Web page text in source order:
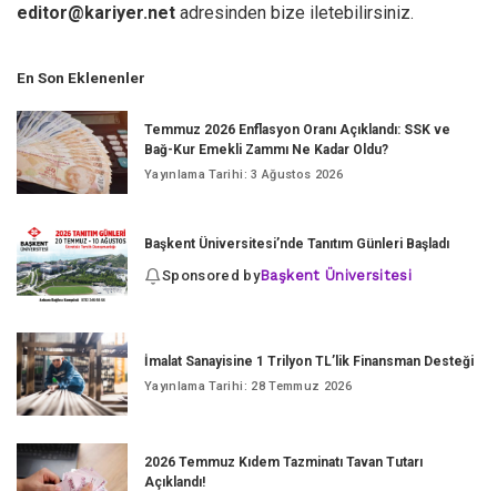
editor@kariyer.net adresinden bize iletebilirsiniz.
En Son Eklenenler
Temmuz 2026 Enflasyon Oranı Açıklandı: SSK ve
Bağ-Kur Emekli Zammı Ne Kadar Oldu?
Yayınlama Tarihi: 3 Ağustos 2026
Başkent Üniversitesi’nde Tanıtım Günleri Başladı
Sponsored byBaşkent Üniversitesi
İmalat Sanayisine 1 Trilyon TL’lik Finansman Desteği
Yayınlama Tarihi: 28 Temmuz 2026
2026 Temmuz Kıdem Tazminatı Tavan Tutarı
Açıklandı!